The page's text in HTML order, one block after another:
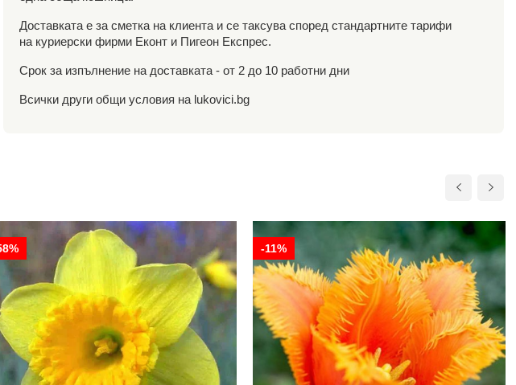
Доставката е за сметка на клиента и се таксува според стандартните тарифи
на куриерски фирми Еконт и Пигеон Експрес.
Срок за изпълнение на доставката - от 2 до 10 работни дни
Всички други общи условия на lukovici.bg
-11%